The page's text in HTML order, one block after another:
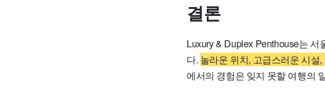
결론
Luxury & Duplex Penthouse는
다. 놀라운 위치, 고급스러운 시
에서의 경험은 잊지 못할 여행의